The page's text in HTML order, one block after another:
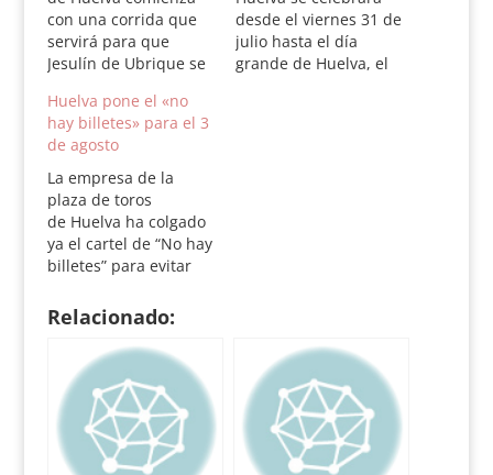
con una corrida que
servirá para que
Jesulín de Ubrique se
de La Merced. En
compañía de El
Cordobés y Salvador
Vega, lidiará una
corrida de José Luis
Pereda. Este festejo
será ofrecido por
Canal Sur en directo.
desde el viernes 31 de
julio hasta el día
grande de Huelva, el
Huelva pone el «no
hay billetes» para el 3
de agosto
La empresa de la
plaza de toros
de Huelva ha colgado
ya el cartel de “No hay
billetes” para evitar
desde esta noche en
las taquillas de la
plaza de toros, que se
abren mañana. Las
taquillas de la Plaza
de Toros La Merced
muestran ya el cartel
de “No…
Relacionado: